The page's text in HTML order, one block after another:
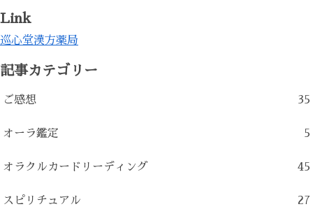
Link
巡心堂漢方薬局
記事カテゴリー
ご感想 35
オーラ鑑定 5
オラクルカードリーディング 45
スピリチュアル 27